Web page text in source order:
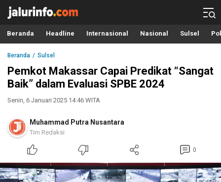
Info Terbaru, Berita Terkini Hari Ini, Jalurinfo.com
Terkini, Akurat dan Terpercaya
Beranda Headline Internasional Nasional Sulsel
Beranda Sulsel
Pemkot Makassar Capai Predikat “Sangat
Baik” dalam Evaluasi SPBE 2024
Senin, 6 Januari 2025 14:46 WITA
Muhammad Putra Nusantara
Tim Redaksi
0